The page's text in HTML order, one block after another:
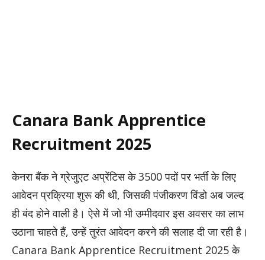
Canara Bank Apprentice
Recruitment 2025
केनरा बैंक ने ग्रेजुएट अप्रेंटिस के 3500 पदों पर भर्ती के लिए
आवेदन प्रक्रिया शुरू की थी, जिसकी पंजीकरण विंडो अब जल्द
ही बंद होने वाली है। ऐसे में जो भी उम्मीदवार इस अवसर का लाभ
उठाना चाहते हैं, उन्हें तुरंत आवेदन करने की सलाह दी जा रही है।
Canara Bank Apprentice Recruitment 2025 के